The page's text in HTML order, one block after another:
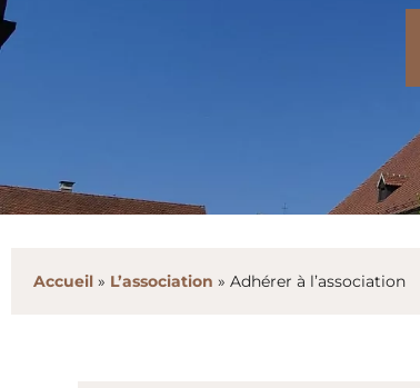
Accueil » L’association » Adhérer à l’association